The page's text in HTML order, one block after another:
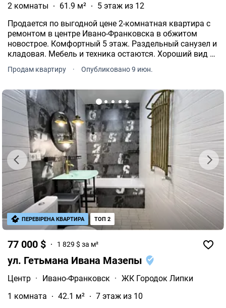
2 комнаты
61.9 м²
5 этаж из 12
Продается по выгодной цене 2-комнатная квартира с
ремонтом в центре Ивано-Франковска в обжитом
новострое. Комфортный 5 этаж. Раздельный санузел и
кладовая. Мебель и техника остаются. Хороший вид из
окон, где уже точно перед Вами не построят дом.
Заинтересовало, звоните.
Продам квартиру · Опубликовано 9 июн.
77 000 $ 1 829 $ за м²
ул. Гетьмана Ивана Мазепы
Центр · Ивано-Франковск · ЖК Городок Липки
1 комната
42.1 м²
7 этаж из 10
ПЕРЕВІРЕНА КВАРТИРА ТОП 2